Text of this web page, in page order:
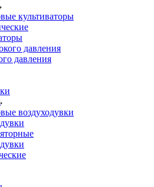
культиваторы
давления
воздуходувки